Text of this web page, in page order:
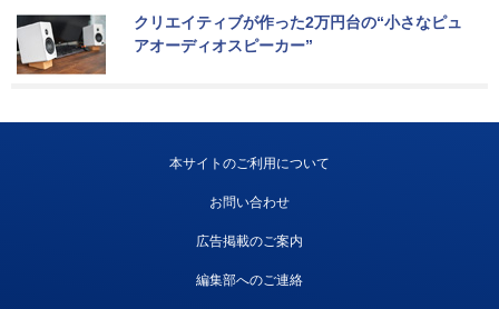
クリエイティブが作った2万円台の“小さなピュ
アオーディオスピーカー”
本サイトのご利用について
お問い合わせ
広告掲載のご案内
編集部へのご連絡